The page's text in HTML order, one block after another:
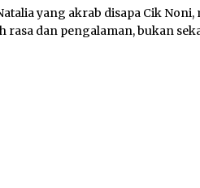
yang akrab disapa Cik
rasa dan pengalaman, bukan